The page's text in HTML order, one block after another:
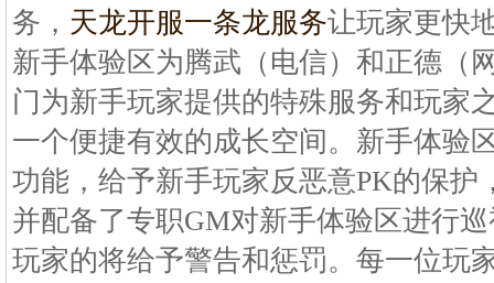
务， 天龙开服一条龙服务让玩家更快
新手体验区为腾武（电信）和正德（
门为新手玩家提供的特殊服务和玩家
一个便捷有效的成长空间。新手体验
功能，给予新手玩家反恶意PK的保护
并配备了专职GM对新手体验区进行
玩家的将给予警告和惩罚。每一位玩